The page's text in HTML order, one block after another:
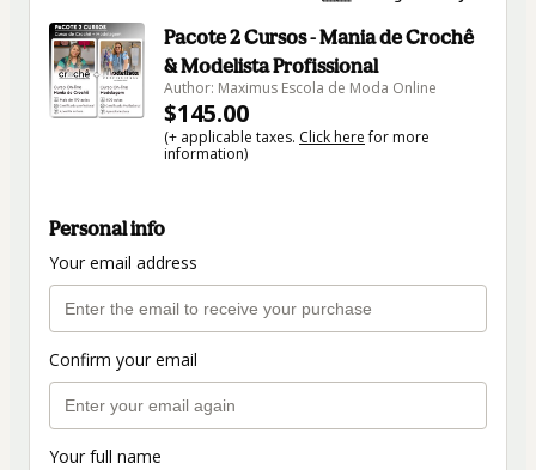
Pacote 2 Cursos - Mania de Crochê
& Modelista Profissional
Author: Maximus Escola de Moda Online
$145.00
(+ applicable taxes. Click herefor more
information)
Personal info
Your email address
Confirm your email
Your full name